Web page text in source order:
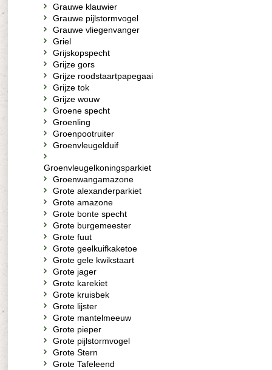
Grauwe klauwier
Grauwe pijlstormvogel
Grauwe vliegenvanger
Griel
Grijskopspecht
Grijze gors
Grijze roodstaartpapegaai
Grijze tok
Grijze wouw
Groene specht
Groenling
Groenpootruiter
Groenvleugelduif
Groenvleugelkoningsparkiet
Groenwangamazone
Grote alexanderparkiet
Grote amazone
Grote bonte specht
Grote burgemeester
Grote fuut
Grote geelkuifkaketoe
Grote gele kwikstaart
Grote jager
Grote karekiet
Grote kruisbek
Grote lijster
Grote mantelmeeuw
Grote pieper
Grote pijlstormvogel
Grote Stern
Grote Tafeleend